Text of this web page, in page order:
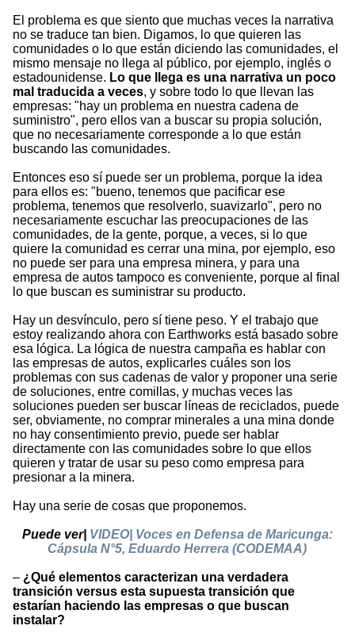
El problema es que siento que muchas veces la narrativa
no se traduce tan bien. Digamos, lo que quieren las
comunidades o lo que están diciendo las comunidades, el
mismo mensaje no llega al público, por ejemplo, inglés o
estadounidense. Lo que llega es una narrativa un poco
mal traducida a veces, y sobre todo lo que llevan las
empresas: "hay un problema en nuestra cadena de
suministro", pero ellos van a buscar su propia solución,
que no necesariamente corresponde a lo que están
buscando las comunidades.
Entonces eso sí puede ser un problema, porque la idea
para ellos es: "bueno, tenemos que pacificar ese
problema, tenemos que resolverlo, suavizarlo", pero no
necesariamente escuchar las preocupaciones de las
comunidades, de la gente, porque, a veces, si lo que
quiere la comunidad es cerrar una mina, por ejemplo, eso
no puede ser para una empresa minera, y para una
empresa de autos tampoco es conveniente, porque al final
lo que buscan es suministrar su producto.
Hay un desvínculo, pero sí tiene peso. Y el trabajo que
estoy realizando ahora con Earthworks está basado sobre
esa lógica. La lógica de nuestra campaña es hablar con
las empresas de autos, explicarles cuáles son los
problemas con sus cadenas de valor y proponer una serie
de soluciones, entre comillas, y muchas veces las
soluciones pueden ser buscar líneas de reciclados, puede
ser, obviamente, no comprar minerales a una mina donde
no hay consentimiento previo, puede ser hablar
directamente con las comunidades sobre lo que ellos
quieren y tratar de usar su peso como empresa para
presionar a la minera.
Hay una serie de cosas que proponemos.
Puede ver| VIDEO| Voces en Defensa de Maricunga:
Cápsula N°5, Eduardo Herrera (CODEMAA)
– ¿Qué elementos caracterizan una verdadera
transición versus esta supuesta transición que
estarían haciendo las empresas o que buscan
instalar?